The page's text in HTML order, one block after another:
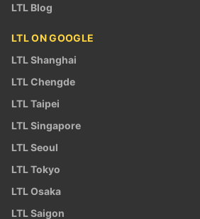
LTL Blog
LTL ON GOOGLE
LTL Shanghai
LTL Chengde
LTL Taipei
LTL Singapore
LTL Seoul
LTL Tokyo
LTL Osaka
LTL Saigon